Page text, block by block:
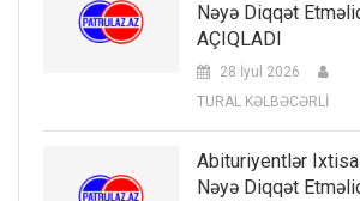
Nəyə Diqqət
AÇIQLADI
28 İyul 2026
TURAL KƏLBƏCƏRLİ
Abituriyentlər
Nəyə Diqqət